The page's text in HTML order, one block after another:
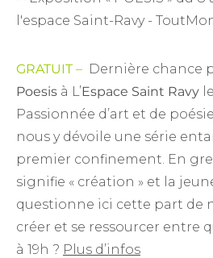
GRATUIT– Dernière chance
Poesis à L’Espace Saint Ravy
Passionnée d’art et de
nous y dévoile une série
premier confinement. En
signifie « création » et la
questionne ici cette part de
créer et se ressourcer entre
à 19h ? Plus d’infos